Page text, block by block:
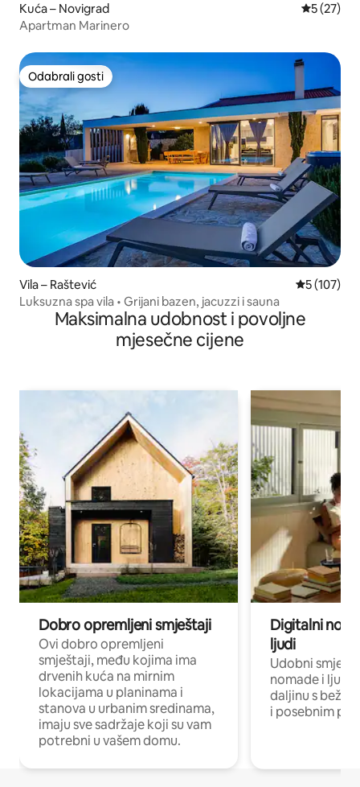
Kuća – Novigrad Prosječna
5 (27)
Apartman Marinero
Odabrali gosti
Odabrali gosti
Vila – Raštević Prosječna
5 (107)
Luksuzna spa vila • Grijani bazen, jacuzzi i sauna
Maksimalna udobnost i povoljne
mjesečne cijene
Dobro opremljeni smještaji
Ovi dobro opremljeni
smještaji, među kojima ima
drvenih kuća na mirnim
lokacijama u planinama i
stanova u urbanim sredinama,
imaju sve sadržaje koji su vam
potrebni u vašem domu.
Digitalni
ljudi
Udobni
nomade i ljude
daljinu s
i posebnim